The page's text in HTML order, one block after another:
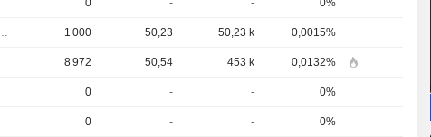
0 - - 0%
Admin Officer 1 000 50,23 50,23 k 0,0015%
8 972 50,54 453 k 0,0132%
0 - - 0%
0 - - 0%